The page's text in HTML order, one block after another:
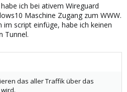
ich bei ativem Wireguard
Maschine Zugang zum WWW.
im script einfüge, habe ich keinen
Tunnel.
das aller Traffik über das